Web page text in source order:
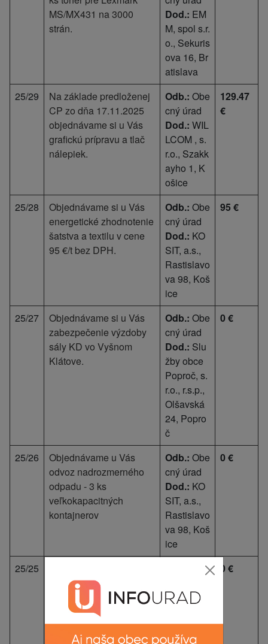
MS/MX431 na 3000
strán.
Dod.: EM
M, spol s.r.
o., Sekuris
ova 16, Br
atislava
25/29
Na základe predloženej
CP zo dňa 17.11.2025
objednávame si u Vás
grafickú prípravu a tlač
nálepiek.
Odb.: Obe
cný úrad
Dod.: WIL
LCOM , s.
r.o., Szakk
ayho 1, K
ošice
129.47
€
25/28
Objednávame si u Vás
energetické zhodnotenie
šatstva a textilu v cene
95 €/t bez DPH.
Odb.: Obe
cný úrad
Dod.: KO
SIT, a.s.,
Rastislavo
va 98, Koš
ice
95 €
25/27
Objednávame si u Vás
zabezpečenie výzdoby
sály KD vo Vyšnom
Klátove.
Odb.: Obe
cný úrad
Dod.: Slu
žby obce
Poproč, s.
r.o., r.s.p.,
Olšavská
24, Popro
č
0 €
25/26
Objednávame u Vás
odvoz nadrozmerného
odpadu - 3 ks
veľkokapacitných
kontajnerov
Odb.: Obe
cný úrad
Dod.: KO
SIT, a.s.,
Rastislavo
va 98, Koš
ice
0 €
25/25
externé riadenie projektu
"Predchádzanie vzniku
BRKO v obci V. Klátov.
Obe
Dod.: DO
ol.s.r.o. Os
travská 10
0 €